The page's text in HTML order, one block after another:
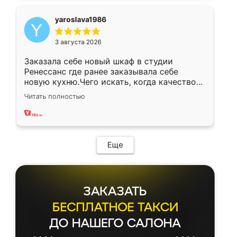
yaroslava1986
3 августа 2026
Заказала себе новый шкаф в студии
Ренессанс где ранее заказывала себе
новую кухню.Чего искать, когда качеством
вполне довольна. Служит кухня уже почти
два года, нареканий нет.
Читать полностью
Еще
ЗАКАЗАТЬ
БЕСПЛАТНОЕ ТАКСИ
ДО НАШЕГО САЛОНА